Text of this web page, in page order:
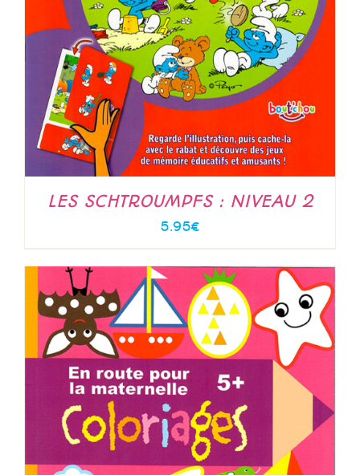
LES SCHTROUMPFS : NIVEAU 2
5.95€